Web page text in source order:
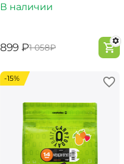
В наличии
‍899‍ ₽‍1 058‍₽
-15%